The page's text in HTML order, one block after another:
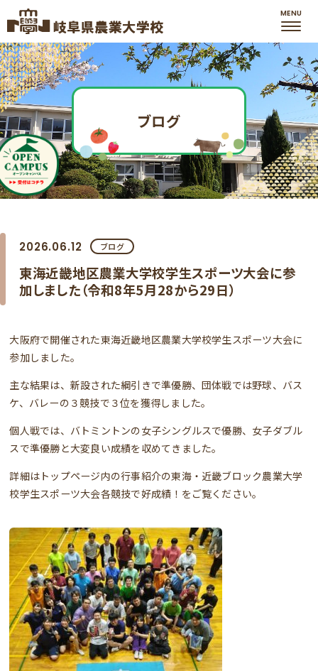
ブログ
2026.06.12 ブログ
東海近畿地区農業大学校学生スポーツ大会に参
加しました（令和8年5月28から29日）
大阪府で開催された東海近畿地区農業大学校学生スポーツ大会に
参加しました。
主な結果は、新設された綱引きで準優勝、団体戦では野球、バス
ケ、バレーの３競技で３位を獲得しました。
個人戦では、バトミントンの女子シングルスで優勝、女子ダブル
スで準優勝と大変良い成績を収めてきました。
詳細はトップページ内の行事紹介の東海・近畿ブロック農業大学
校学生スポーツ大会各競技で好成績！をご覧ください。